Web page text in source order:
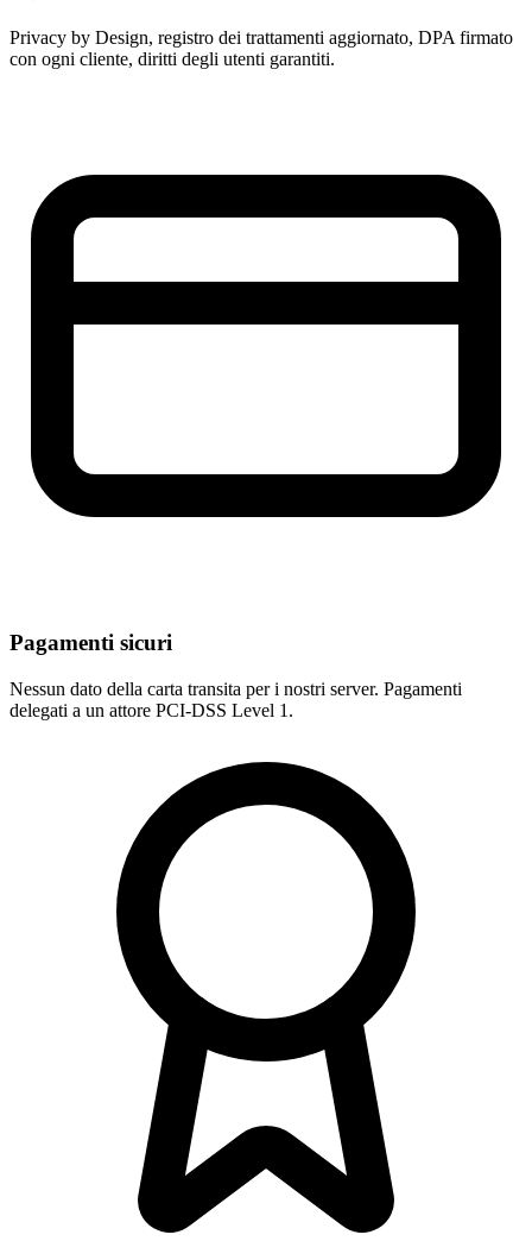
Privacy by Design, registro dei trattamenti aggiornato, DPA firmato
con ogni cliente, diritti degli utenti garantiti.
Pagamenti sicuri
Nessun dato della carta transita per i nostri server. Pagamenti
delegati a un attore PCI-DSS Level 1.